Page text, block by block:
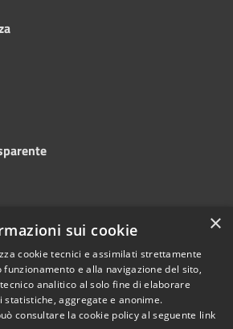
Copyright © 2026 • Comune di
Roncade • Powered by
×
sui cookie
cookie tecnici e assimilati strettamente
e alla navigazione del sito,
analitico al solo fine di elaborare
statistiche, aggregate e anonime.
consultare la cookie policy al seguente link